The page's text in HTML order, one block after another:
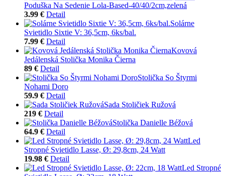
Poduška Na Sedenie Lola-Based-40/40/2cm,zelená
3.99 € Detail
Solárne
Svietidlo Sixtie V: 36,5cm, 6ks/bal.
7.99 € Detail
Kovová
Jedálenská Stolička Monika Čierna
89 € Detail
Stolička So Štyrmi
Nohami Doro
59.9 € Detail
Sada Stoličiek Ružová
219 € Detail
Stolička Danielle Béžová
64.9 € Detail
Led
Stropné Svietidlo Lasse, Ø: 29,8cm, 24 Watt
19.98 € Detail
Led Stropné